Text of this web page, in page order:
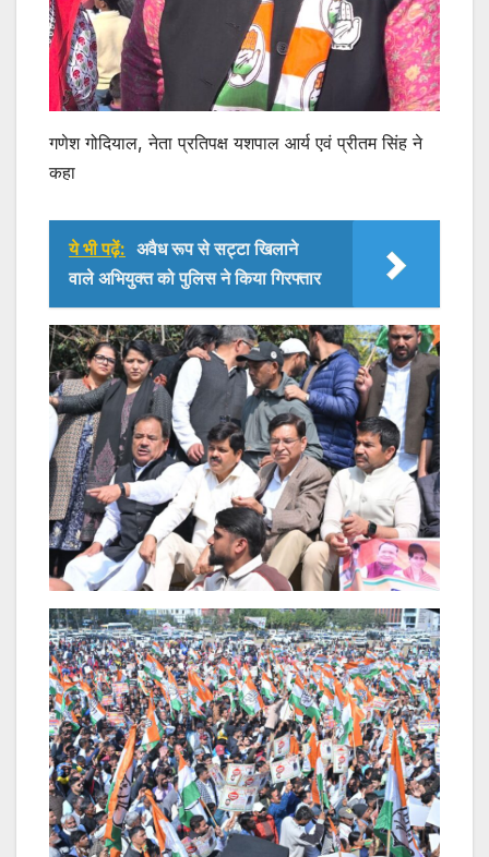
गणेश गोदियाल, नेता प्रतिपक्ष यशपाल आर्य एवं प्रीतम सिंह ने
कहा
ये भी पढ़ें: अवैध रूप से सट्टा खिलाने
वाले अभियुक्त को पुलिस ने किया गिरफ्तार